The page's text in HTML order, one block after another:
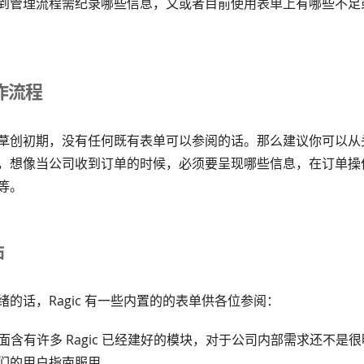
流程
创初期，没有任何既有表单可以参阅的话。那么建议你可以
想像当公司收到订单的时候，必须要呈现哪些信息，在订单
的话，Ragic 有一些内置的的表单供各位参阅：
含有许多 Ragic 已经建好的模块，对于公司内部需求还不是